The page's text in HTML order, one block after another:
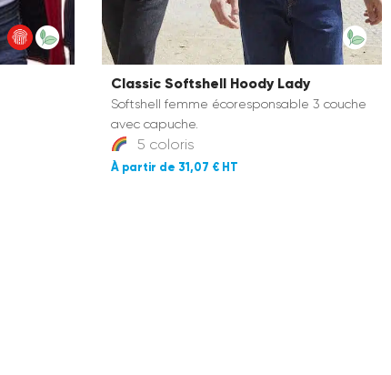
Classic Softshell Hoody Lady
Softshell femme écoresponsable 3 couche
avec capuche.
5 coloris
31,07 €